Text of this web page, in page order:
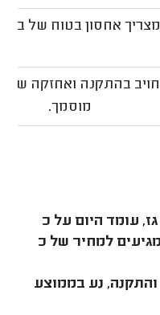
מצריך אחסון בטוח של
בהתקנה ואחזקה של
מוסמך.
עומד היום על כ
למחיר של כ
והתקנה, נע בממוצע